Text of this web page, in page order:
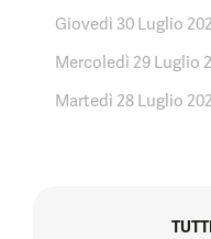
Giovedì 30 Luglio
Mercoledì 29 Luglio
Martedì 28 Luglio